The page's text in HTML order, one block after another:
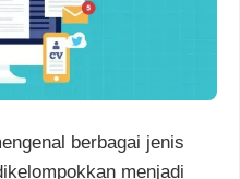
berbagai jenis
menjadi